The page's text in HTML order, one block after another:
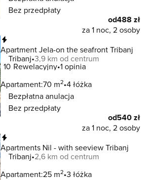
Bez przedpłaty
od488 zł
za 1 noc, 2 osoby
Apartment Jela-on the seafront Tribanj
Tribanj 3,9 km od centrum
10 Rewelacyjny 1 opinia
Apartament:70 m2 4 łóżka
Bezpłatna anulacja
Bez przedpłaty
od540 zł
za 1 noc, 2 osoby
Apartments Nil - with seeview Tribanj
Tribanj 2,6 km od centrum
Apartament:25 m2 3 łóżka